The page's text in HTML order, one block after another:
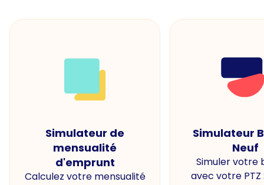
Simulateur de
mensualité
d'emprunt
Calculez votre mensualité
Simulateur
Neuf
Simuler votre
avec votre PTZ